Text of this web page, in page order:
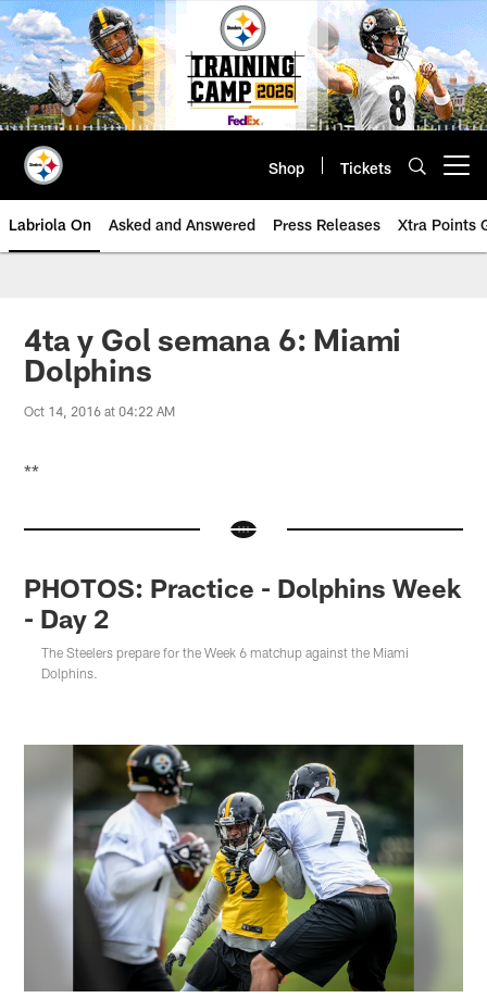
Skip
to
main
content
Shop Tickets
Labriola On Asked and Answered Press Releases Xtra Points
4ta y Gol semana 6: Miami
Dolphins
Oct 14, 2016 at 04:22 AM
**
PHOTOS: Practice - Dolphins Week
- Day 2
The Steelers prepare for the Week 6 matchup against the Miami
Dolphins.